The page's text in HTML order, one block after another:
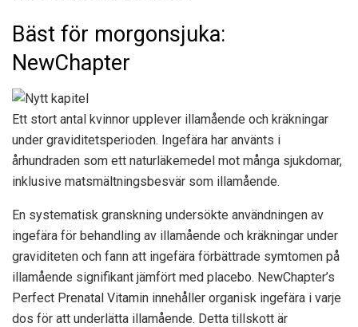
Bäst för morgonsjuka:
NewChapter
Ett stort antal kvinnor upplever illamående och kräkningar
under graviditetsperioden. Ingefära har använts i
århundraden som ett naturläkemedel mot många sjukdomar,
inklusive matsmältningsbesvär som illamående.
En systematisk granskning undersökte användningen av
ingefära för behandling av illamående och kräkningar under
graviditeten och fann att ingefära förbättrade symtomen på
illamående signifikant jämfört med placebo. NewChapter’s
Perfect Prenatal Vitamin innehåller organisk ingefära i varje
dos för att underlätta illamående. Detta tillskott är